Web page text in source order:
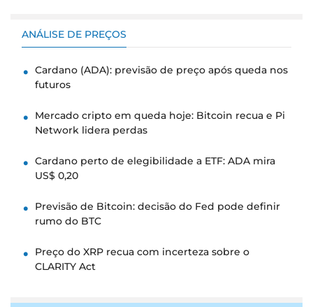
ANÁLISE DE PREÇOS
Cardano (ADA): previsão de preço após queda nos
futuros
Mercado cripto em queda hoje: Bitcoin recua e Pi
Network lidera perdas
Cardano perto de elegibilidade a ETF: ADA mira
US$ 0,20
Previsão de Bitcoin: decisão do Fed pode definir
rumo do BTC
Preço do XRP recua com incerteza sobre o
CLARITY Act